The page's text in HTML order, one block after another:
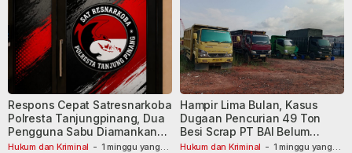
Hukum dan Kriminal - 1 minggu yang
Respons Cepat Satresnarkoba
Polresta Tanjungpinang, Dua
Pengguna Sabu Diamankan
Usai Dilaporkan ke Call Center
Hukum dan Kriminal - 1 minggu yang
Hampir Lima Bulan, Kasus
Dugaan Pencurian 49 Ton
Besi Scrap PT BAI Belum
Tetapkan Tersangka